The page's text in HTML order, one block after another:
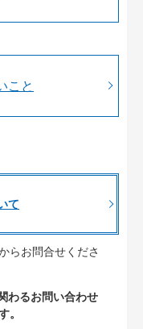
こと
て
らお問合せくださ
わるお問い合わせ
。